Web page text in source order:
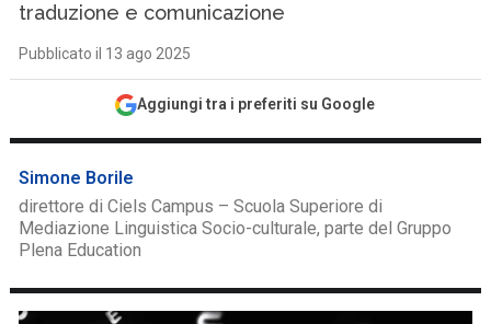
traduzione e comunicazione
Pubblicato il 13 ago 2025
Aggiungi tra i preferiti su Google
Simone Borile
direttore di Ciels Campus – Scuola Superiore di
Mediazione Linguistica Socio-culturale, parte del Gruppo
Plena Education